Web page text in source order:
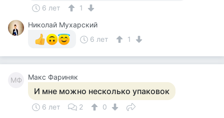
6 лет
1
Николай Мухарский
6 лет
1
МФ Макс Фариняк
И мне можно несколько упаковок
6 лет 2
0